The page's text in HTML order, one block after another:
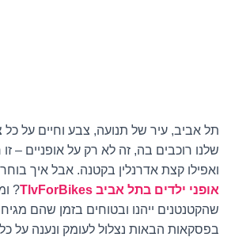
תל אביב, עיר של תנועה, צבע וחיים על
שלנו רוכבים בה, זה לא רק על אופניים – זו
ואפילו קצת אדרנלין בקטנה. אבל איך
אופני ילדים בתל אביב TlvForBikes
?
שהקטנטנים ייהנו ובטוחים בזמן שהם
בפסקאות הבאות נצלול לעומק ונענה על